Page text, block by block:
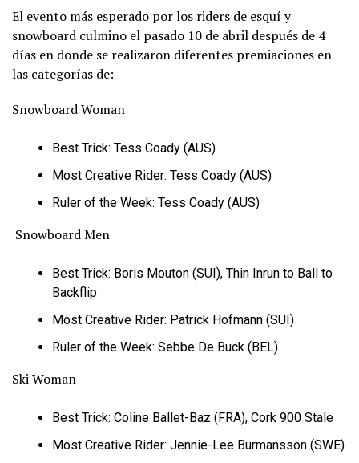
El evento más esperado por los riders de esquí y
snowboard culmino el pasado 10 de abril después de 4
días en donde se realizaron diferentes premiaciones en
las categorías de:
Snowboard Woman
Best Trick: Tess Coady (AUS)
Most Creative Rider: Tess Coady (AUS)
Ruler of the Week: Tess Coady (AUS)
Snowboard Men
Best Trick: Boris Mouton (SUI), Thin Inrun to Ball to
Backflip
Most Creative Rider: Patrick Hofmann (SUI)
Ruler of the Week: Sebbe De Buck (BEL)
Ski Woman
Best Trick: Coline Ballet-Baz (FRA), Cork 900 Stale
Most Creative Rider: Jennie-Lee Burmansson (SWE)